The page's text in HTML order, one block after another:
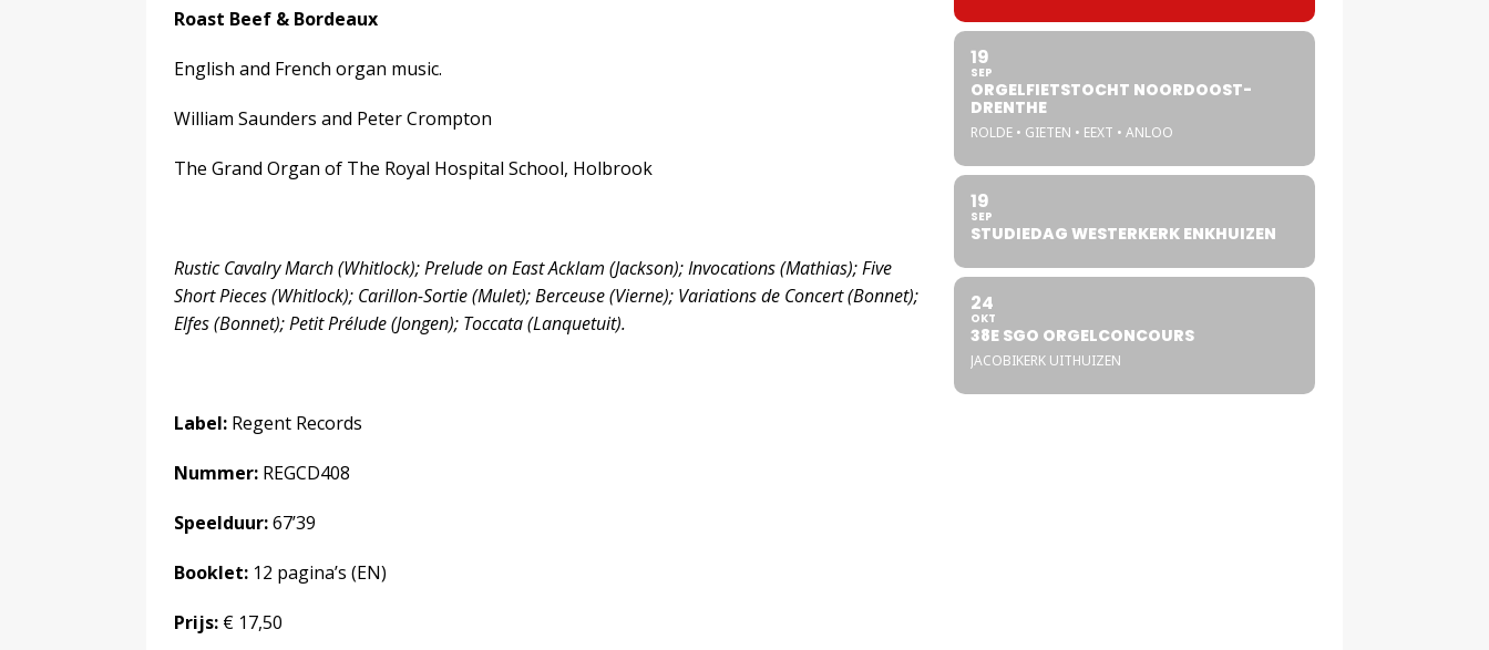
Roast Beef & Bordeaux
English and French organ music.
William Saunders and Peter Crompton
The Grand Organ of The Royal Hospital School, Holbrook
Rustic Cavalry March (Whitlock); Prelude on East Acklam (Jackson); Invocations (Mathias); Five
Short Pieces (Whitlock); Carillon-Sortie (Mulet); Berceuse (Vierne); Variations de Concert (Bonnet);
Elfes (Bonnet); Petit Prélude (Jongen); Toccata (Lanquetuit).
Label: Regent Records
Nummer: REGCD408
Speelduur:67’39
Booklet: 12 pagina’s (EN)
Prijs: € 17,50
19
SEP
ORGELFIETSTOCHT NOORDOOST-
DRENTHE
ROLDE • GIETEN • EEXT • ANLOO
19
SEP
STUDIEDAG WESTERKERK ENKHUIZEN
24
OKT
38E SGO ORGELCONCOURS
JACOBIKERK UITHUIZEN